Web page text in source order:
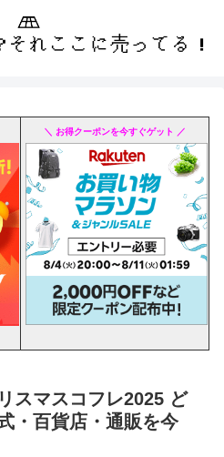
＼ お得クーポンを今すぐゲット ／
スマスコフレ2025 ど
・百貨店・通販を今